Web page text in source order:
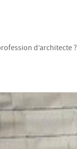
d’architecte ?